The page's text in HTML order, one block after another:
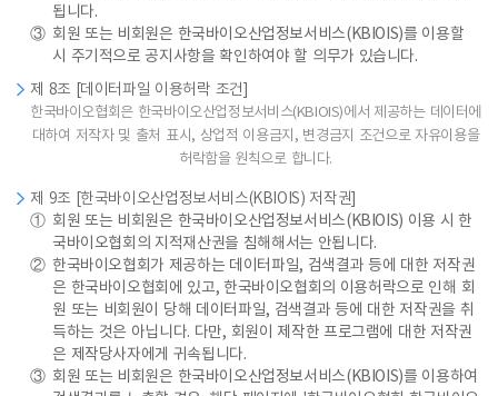
됩니다.
③ 회원 또는 비회원은 한국바이오산업정보서비스(KBIOIS)를 이용할
시 주기적으로 공지사항을 확인하여야 할 의무가 있습니다.
제 8조 [데이터파일 이용허락 조건]
한국바이오협회은 한국바이오산업정보서비스(KBIOIS)에서 제공하는 데이터에
대하여 저작자 및 출처 표시, 상업적 이용금지, 변경금지 조건으로 자유이용을
허락함을 원칙으로 합니다.
제 9조 [한국바이오산업정보서비스(KBIOIS) 저작권]
① 회원 또는 비회원은 한국바이오산업정보서비스(KBIOIS) 이용 시 한
국바이오협회의 지적재산권을 침해해서는 안됩니다.
② 한국바이오협회가 제공하는 데이터파일, 검색결과 등에 대한 저작권
은 한국바이오협회에 있고, 한국바이오협회의 이용허락으로 인해 회
원 또는 비회원이 당해 데이터파일, 검색결과 등에 대한 저작권을 취
득하는 것은 아닙니다. 다만, 회원이 제작한 프로그램에 대한 저작권
은 제작당사자에게 귀속됩니다.
③ 회원 또는 비회원은 한국바이오산업정보서비스(KBIOIS)를 이용하여